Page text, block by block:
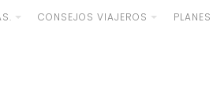
CONSEJOS VIAJEROS